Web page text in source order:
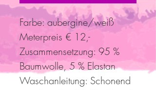
Farbe: aubergine/weiß
Meterpreis € 12,-
Zusammensetzung: 95 %
Baumwolle, 5 % Elastan
Waschanleitung: Schonend